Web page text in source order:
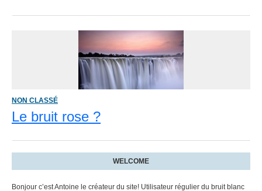
NON CLASSÉ
Le bruit rose ?
WELCOME
Bonjour c’est Antoine le créateur du site! Utilisateur régulier du bruit blanc